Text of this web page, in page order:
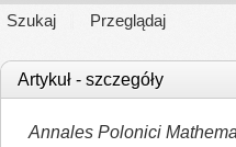
Szukaj Przeglądaj
Artykuł - szczegóły
Annales Polonici